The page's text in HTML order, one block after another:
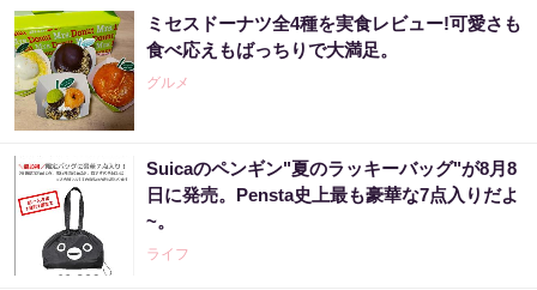
ミセスドーナツ全4種を実食レビュー!可愛さも
食べ応えもばっちりで大満足。
グルメ
Suicaのペンギン"夏のラッキーバッグ"が8月8
日に発売。Pensta史上最も豪華な7点入りだよ
~。
ライフ